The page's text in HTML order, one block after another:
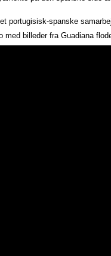
portugisisk-spanske
med billeder fra Guadiana